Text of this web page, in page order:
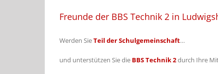
Freunde der BBS Technik 2 in
Werden SieTeil der Schulgemeinschaft…
und unterstützen Sie die BBS Technik 2durch Ihre